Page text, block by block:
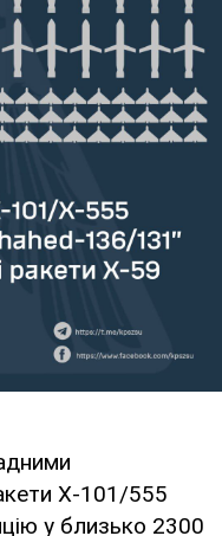
Х-101/555
у близько 2300